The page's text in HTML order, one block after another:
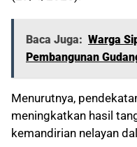
Baca Juga: Warga
Pembangunan
Menurutnya,
meningkatkan hasil
kemandirian nelayan